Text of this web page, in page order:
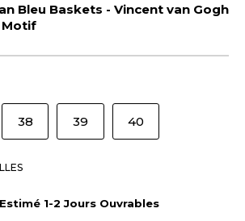
Bleu Baskets - Vincent van Gogh
Motif
38 39 40
1-2 Jours Ouvrables